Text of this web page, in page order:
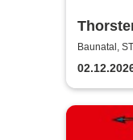
Baunatal,